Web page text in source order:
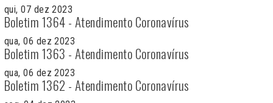
qui, 07 dez 2023
Boletim 1364 - Atendimento Coronavírus
qua, 06 dez 2023
Boletim 1363 - Atendimento Coronavírus
qua, 06 dez 2023
Boletim 1362 - Atendimento Coronavírus